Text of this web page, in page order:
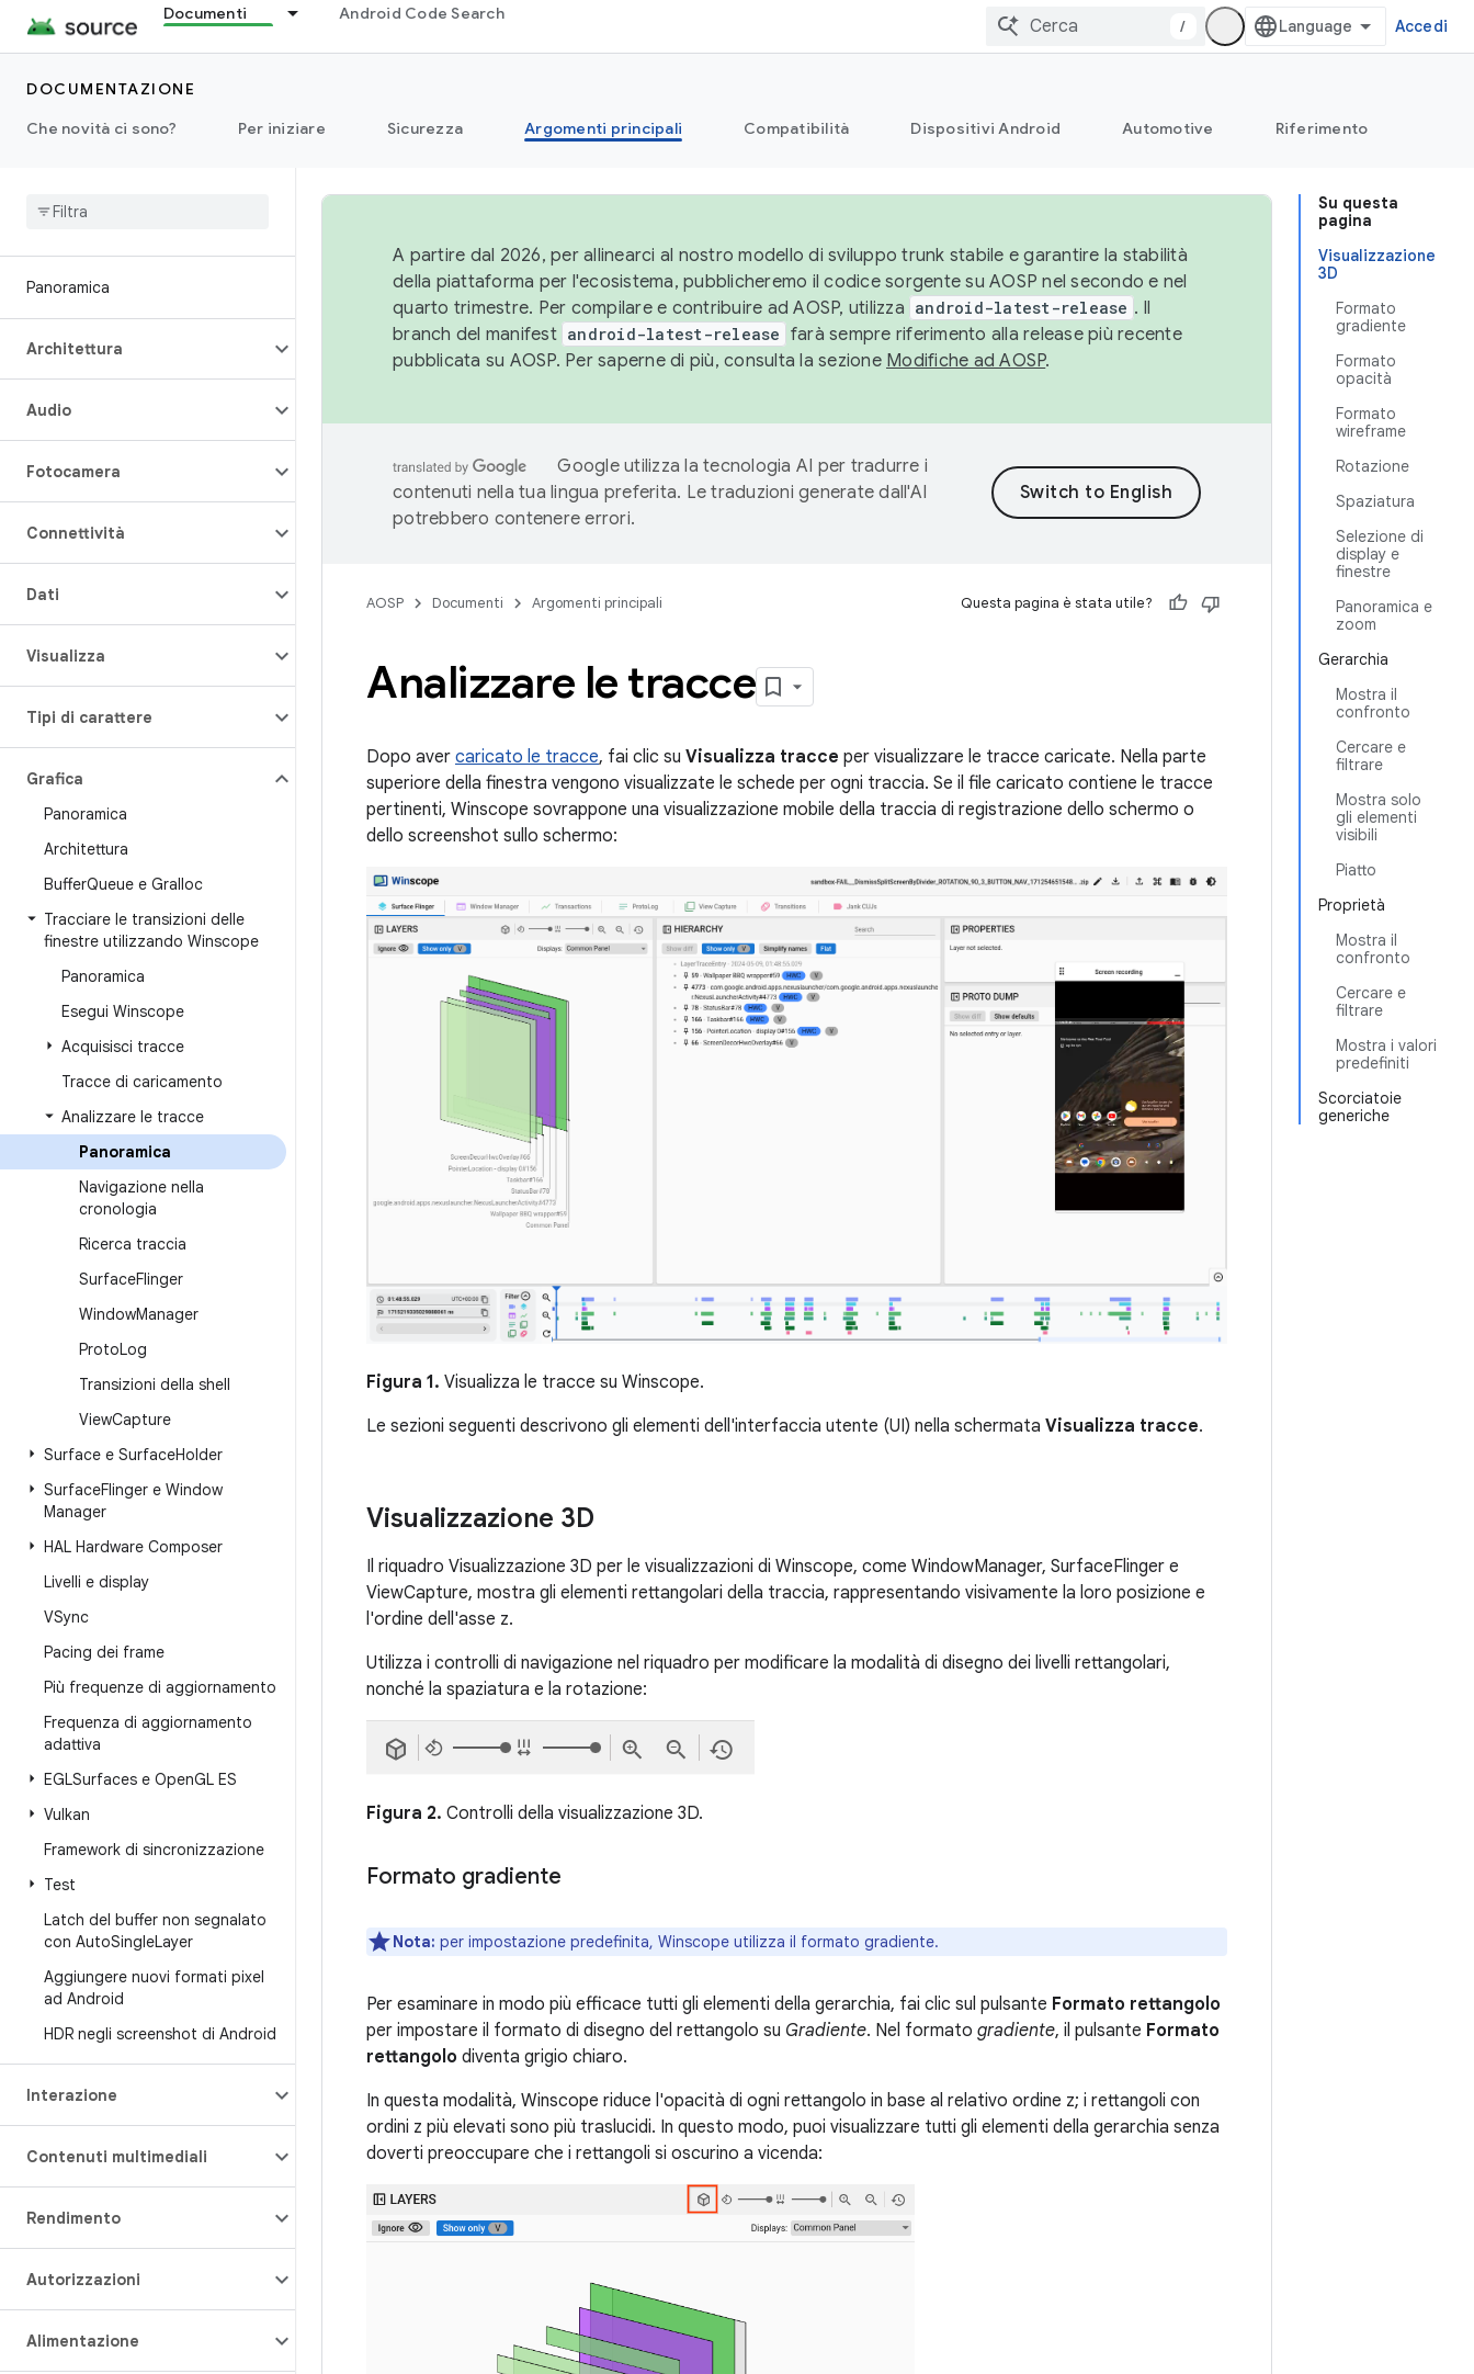
Documenti Android Code Search
/ Accedi
DOCUMENTAZIONE
Che novità ci sono?
Per iniziare Sicurezza Argomenti principali Compatibilità Dispositivi Android Automotive Riferimento
Panoramica
Architettura
Audio
Fotocamera
Connettività
Dati
Visualizza
Tipi di carattere
Grafica
Panoramica
Architettura
BufferQueue e Gralloc
Tracciare le transizioni delle
finestre utilizzando Winscope
Panoramica
Esegui Winscope
Acquisisci tracce
Tracce di caricamento
Analizzare le tracce
Panoramica
Navigazione nella
cronologia
Ricerca traccia
SurfaceFlinger
WindowManager
ProtoLog
Transizioni della shell
ViewCapture
Surface e SurfaceHolder
SurfaceFlinger e Window
Manager
HAL Hardware Composer
Livelli e display
VSync
Pacing dei frame
Più frequenze di aggiornamento
Frequenza di aggiornamento
adattiva
EGLSurfaces e OpenGL ES
Vulkan
Framework di sincronizzazione
Test
Latch del buffer non segnalato
con AutoSingleLayer
Aggiungere nuovi formati pixel
ad Android
HDR negli screenshot di Android
Interazione
Contenuti multimediali
Rendimento
Autorizzazioni
Alimentazione
Su questa
pagina
Visualizzazione
3D
Formato
gradiente
Formato
opacità
Formato
wireframe
Rotazione
Spaziatura
Selezione di
display e
finestre
Panoramica e
zoom
Gerarchia
Mostra il
confronto
Cercare e
filtrare
Mostra solo
gli elementi
visibili
Piatto
Proprietà
Mostra il
confronto
Cercare e
filtrare
Mostra i valori
predefiniti
Scorciatoie
generiche
A partire dal 2026, per allinearci al nostro modello di sviluppo trunk stabile e garantire la stabilità
della piattaforma per l'ecosistema, pubblicheremo il codice sorgente su AOSP nel secondo e nel
quarto trimestre. Per compilare e contribuire ad AOSP, utilizza android-latest-release . Il
branch del manifest android-latest-release farà sempre riferimento alla release più recente
pubblicata su AOSP. Per saperne di più, consulta la sezione Modifiche ad AOSP.
Google utilizza la tecnologia AI per tradurre i
contenuti nella tua lingua preferita. Le traduzioni generate dall'AI
potrebbero contenere errori.
AOSP Documenti Argomenti principali Questa pagina è stata utile?
Analizzare le tracce
Dopo aver caricato le tracce, fai clic su Visualizza tracce per visualizzare le tracce caricate. Nella parte
superiore della finestra vengono visualizzate le schede per ogni traccia. Se il file caricato contiene le tracce
pertinenti, Winscope sovrappone una visualizzazione mobile della traccia di registrazione dello schermo o
dello screenshot sullo schermo:
Figura 1. Visualizza le tracce su Winscope.
Le sezioni seguenti descrivono gli elementi dell'interfaccia utente (UI) nella schermata Visualizza tracce.
Visualizzazione 3D
Il riquadro Visualizzazione 3D per le visualizzazioni di Winscope, come WindowManager, SurfaceFlinger e
ViewCapture, mostra gli elementi rettangolari della traccia, rappresentando visivamente la loro posizione e
l'ordine dell'asse z.
Utilizza i controlli di navigazione nel riquadro per modificare la modalità di disegno dei livelli rettangolari,
nonché la spaziatura e la rotazione:
Figura 2. Controlli della visualizzazione 3D.
Formato gradiente
Nota: per impostazione predefinita, Winscope utilizza il formato gradiente.
Per esaminare in modo più efficace tutti gli elementi della gerarchia, fai clic sul pulsante Formato rettangolo
per impostare il formato di disegno del rettangolo su Gradiente. Nel formato gradiente, il pulsante Formato
rettangolo diventa grigio chiaro.
In questa modalità, Winscope riduce l'opacità di ogni rettangolo in base al relativo ordine z; i rettangoli con
ordini z più elevati sono più traslucidi. In questo modo, puoi visualizzare tutti gli elementi della gerarchia senza
doverti preoccupare che i rettangoli si oscurino a vicenda: